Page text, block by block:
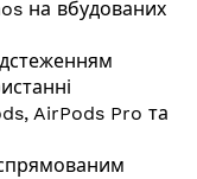
на вбудованих
AirPods Pro та